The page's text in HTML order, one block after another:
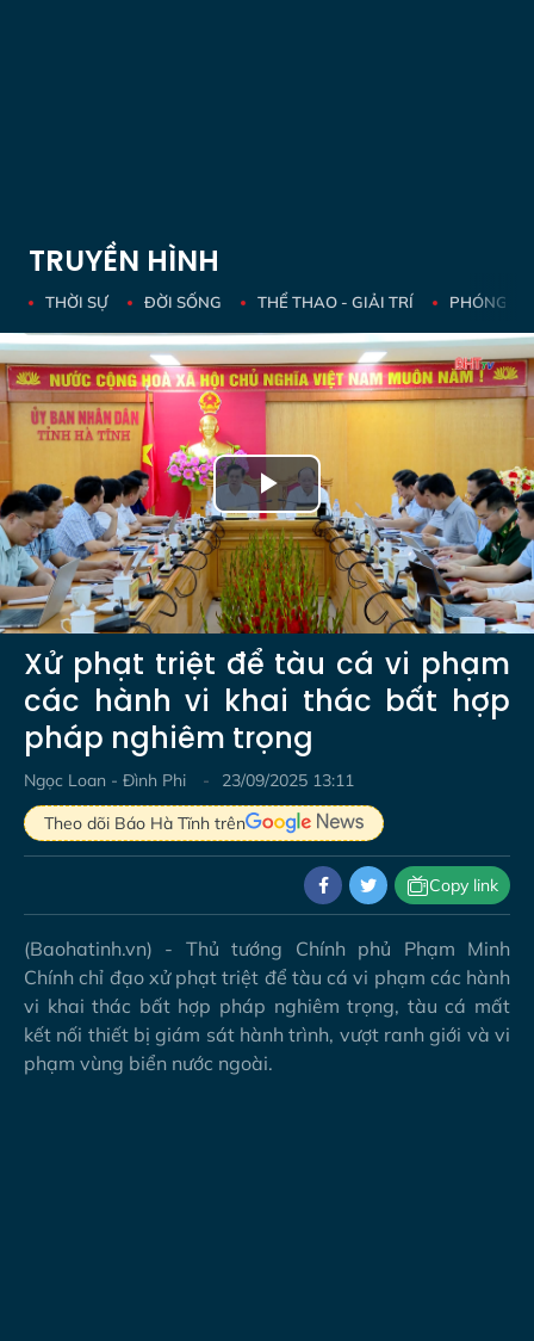
TRUYỀN HÌNH
THỜI SỰ ĐỜI SỐNG THỂ THAO - GIẢI TRÍ PHÓNG
Play
Video
Xử phạt triệt để tàu cá vi phạm
các hành vi khai thác bất hợp
pháp nghiêm trọng
Ngọc Loan - Đình Phi
23/09/2025 13:11
Theo dõi Báo Hà Tĩnh trên
Copy link
(Baohatinh.vn) - Thủ tướng Chính phủ Phạm Minh
Chính chỉ đạo xử phạt triệt để tàu cá vi phạm các hành
vi khai thác bất hợp pháp nghiêm trọng, tàu cá mất
kết nối thiết bị giám sát hành trình, vượt ranh giới và vi
phạm vùng biển nước ngoài.